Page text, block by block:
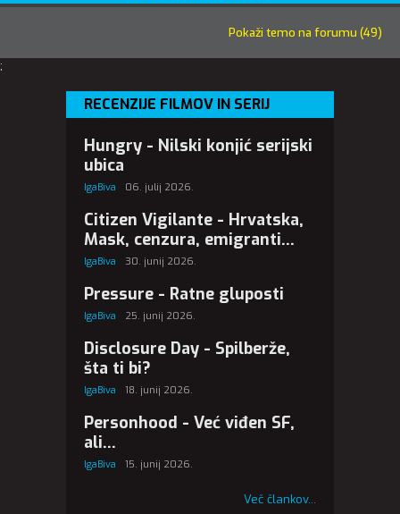
Pokaži temo na forumu (49)
;
RECENZIJE FILMOV IN SERIJ
Hungry - Nilski konjić serijski
ubica
IgaBiva 06. julij 2026.
Citizen Vigilante - Hrvatska,
Mask, cenzura, emigranti...
IgaBiva 30. junij 2026.
Pressure - Ratne gluposti
IgaBiva 25. junij 2026.
Disclosure Day - Spilberže,
šta ti bi?
IgaBiva 18. junij 2026.
Personhood - Već viđen SF,
ali...
IgaBiva 15. junij 2026.
Več člankov...